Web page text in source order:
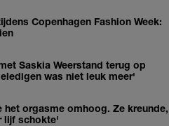
Copenhagen Fashion Week:
Saskia Weerstand terug op
was niet leuk meer'
het orgasme omhoog. Ze kreunde,
lijf schokte'